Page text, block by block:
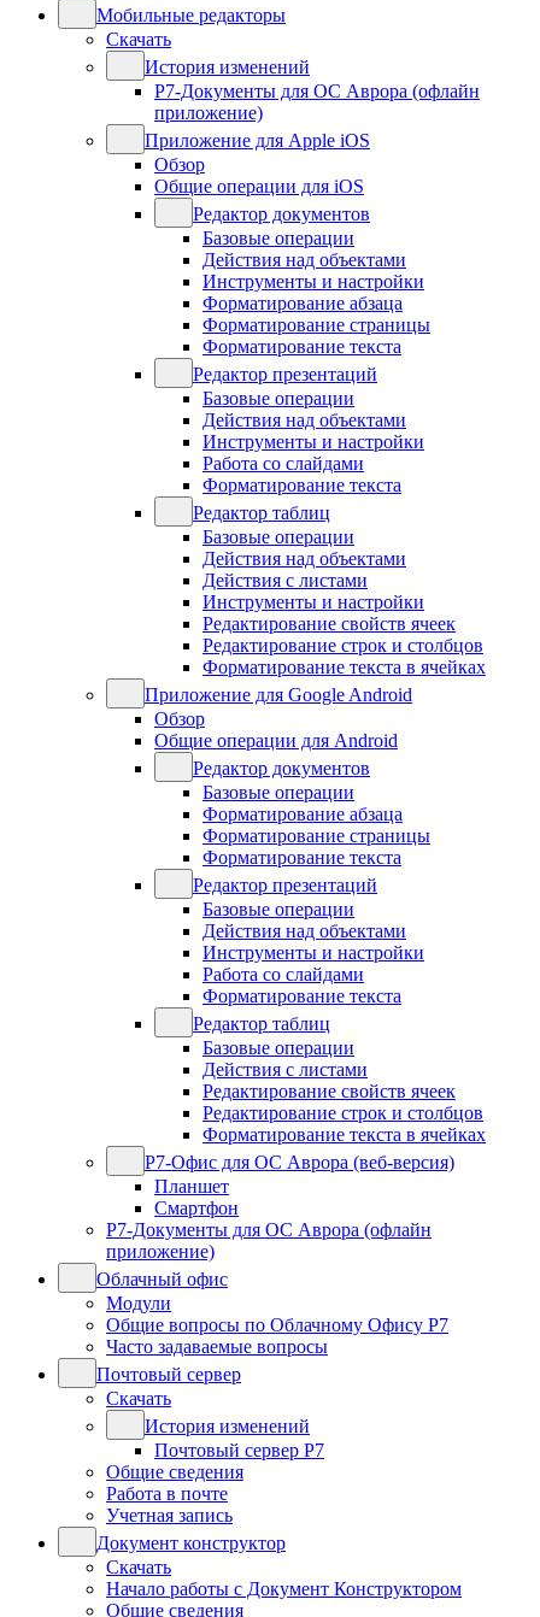
Мобильные редакторы
Скачать
История изменений
Р7-Документы для ОС Аврора (офлайн
приложение)
Приложение для Apple iOS
Обзор
Общие операции для iOS
Редактор документов
Базовые операции
Действия над объектами
Инструменты и настройки
Форматирование абзаца
Форматирование страницы
Форматирование текста
Редактор презентаций
Базовые операции
Действия над объектами
Инструменты и настройки
Работа со слайдами
Форматирование текста
Редактор таблиц
Базовые операции
Действия над объектами
Действия с листами
Инструменты и настройки
Редактирование свойств ячеек
Редактирование строк и столбцов
Форматирование текста в ячейках
Приложение для Google Android
Обзор
Общие операции для Android
Редактор документов
Базовые операции
Форматирование абзаца
Форматирование страницы
Форматирование текста
Редактор презентаций
Базовые операции
Действия над объектами
Инструменты и настройки
Работа со слайдами
Форматирование текста
Редактор таблиц
Базовые операции
Действия с листами
Редактирование свойств ячеек
Редактирование строк и столбцов
Форматирование текста в ячейках
Р7-Офис для ОС Аврора (веб-версия)
Планшет
Смартфон
Р7-Документы для ОС Аврора (офлайн
приложение)
Облачный офис
Модули
Общие вопросы по Облачному Офису Р7
Часто задаваемые вопросы
Почтовый сервер
Скачать
История изменений
Почтовый сервер Р7
Общие сведения
Работа в почте
Учетная запись
Документ конструктор
Скачать
Начало работы с Документ Конструктором
Общие сведения